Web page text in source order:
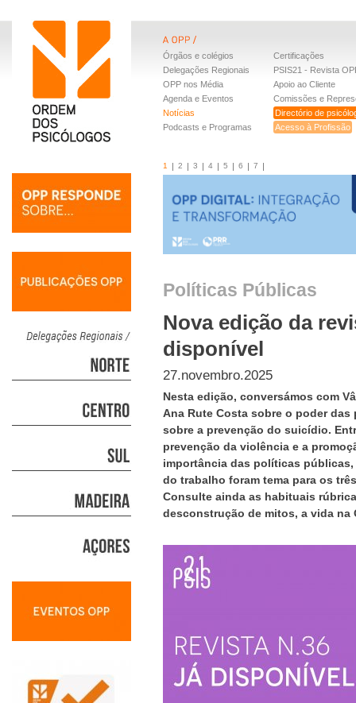
Órgãos e colégios
Delegações Regionais
OPP nos Média
Agenda e Eventos
Notícias
Podcasts e Programas
Certificações
PSIS21 - Revista
Apoio ao Cliente
Comissões e
Directório de
Acesso à Profissão
1 2 3 4 5 6 7
Políticas Públicas
Nova edição da
disponível
27.novembro.2025
Nesta edição, conversámos com
Ana Rute Costa sobre o poder
sobre a prevenção do suicídio.
prevenção da violência e a
importância das políticas
do trabalho foram tema para os
Consulte ainda as habituais
desconstrução de mitos, a vida na